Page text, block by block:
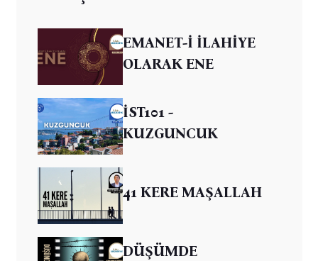
EMANET-İ İLAHİYE
OLARAK ENE
İST101 -
KUZGUNCUK
41 KERE MAŞALLAH
DÜŞÜMDE